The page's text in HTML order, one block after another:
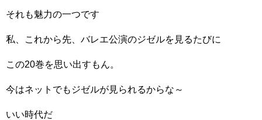
それも魅力の一つです
私、これから先、バレエ公演のジゼルを見るたびに
この20巻を思い出すもん。
今はネットでもジゼルが見られるからな～
いい時代だ